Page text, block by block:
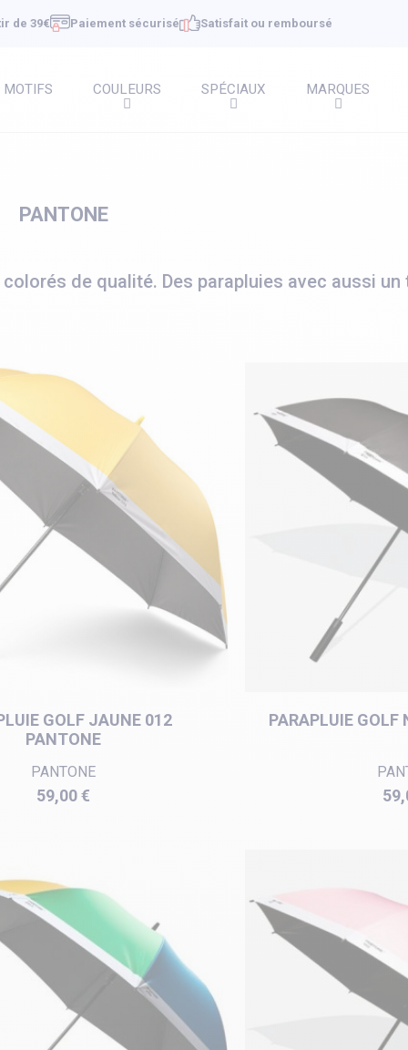
de 39€ Paiement sécurisé Satisfait ou remboursé
MOTIFS COULEURS SPÉCIAUX MARQUES
PANTONE
de qualité. Des parapluies avec aussi
GOLF JAUNE 012
PANTONE
PANTONE
Prix
59,00 €
PARAPLUIE GOLF
Prix